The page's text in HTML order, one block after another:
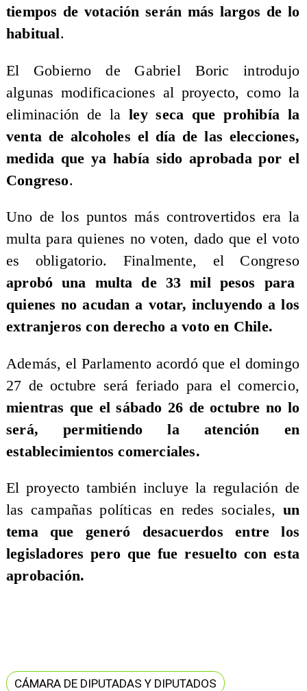
tiempos de votación serán más largos de lo
habitual.
El Gobierno de Gabriel Boric introdujo
algunas modificaciones al proyecto, como la
eliminación de laley seca que prohibía la
venta de alcoholes el día de las elecciones,
medida que ya había sido aprobada por el
Congreso.
Uno de los puntos más controvertidos era la
multa para quienes no voten, dado que el voto
es obligatorio. Finalmente, el Congreso
aprobó una multa de 33 mil pesos para
quienes no acudan a votar, incluyendo a los
extranjeros con derecho a voto en Chile.
Además, el Parlamento acordó que el domingo
27 de octubre será feriado para el comercio,
mientras que el sábado 26 de octubre no lo
será, permitiendo la atención en
establecimientos comerciales.
El proyecto también incluye la regulación de
las campañas políticas en redes sociales, un
tema que generó desacuerdos entre los
legisladores pero que fue resuelto con esta
aprobación.
CÁMARA DE DIPUTADAS Y DIPUTADOS